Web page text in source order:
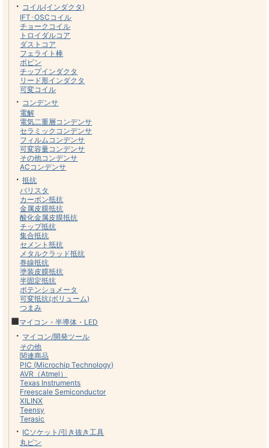
・ コイル(インダクタ)
IFT･OSCコイル
チョークコイル
トロイダルコア
ダストコア
フェライト棒
ボビン
チップインダクタ
リード形インダクタ
可変コイル
・ コンデンサ
電解
電気二重層コンデンサ
セラミックコンデンサ
フィルムコンデンサ
可変容量コンデンサ
その他コンデンサ
ACコンデンサ
・抵抗
バリスタ
カーボン抵抗
金属皮膜抵抗
酸化金属皮膜抵抗
チップ抵抗
集合抵抗
セメント抵抗
メタルクラッド抵抗
巻線抵抗
塗装皮膜抵抗
半固定抵抗
ポテンショメータ
可変抵抗(ボリューム)
つまみ
■マイコン・半導体・LED
・ マイコン/開発ツール
その他
関連商品
PIC (Microchip Technology)
AVR（Atmel）
Texas Instruments
Freescale Semiconductor
XILINX
Teensy
Terasic
・ ICソケット/引き抜き工具
丸ピン